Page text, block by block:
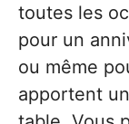
toutes les
pour un
ou même
apportent